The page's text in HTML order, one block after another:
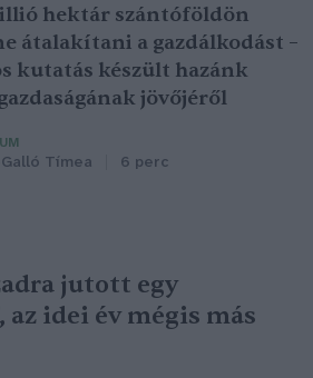
hektár szántóföldön
átalakítani a gazdálkodást –
kutatás készült hazánk
jövőjéről
Tímea 6 perc
jutott egy
az idei év mégis más